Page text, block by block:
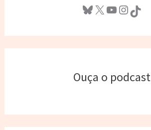
Bluesky X Youtube InstagramTikTok
Ouça o podcast